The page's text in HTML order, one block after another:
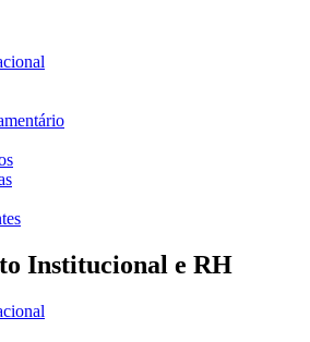
Institucional e RH